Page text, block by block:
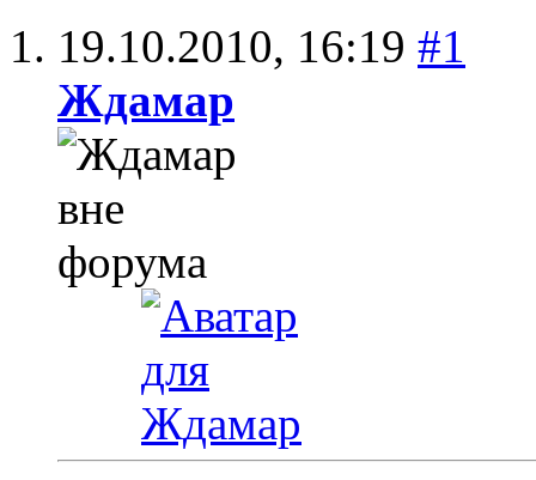
19.10.2010, 16:19 #1
Ждамар